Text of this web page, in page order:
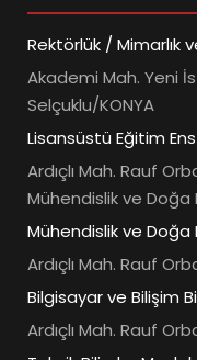
Rektörlük / Mimarlık
Akademi Mah. Yeni
Selçuklu/KONYA
Lisansüstü Eğitim
Ardıçlı Mah. Rauf
Mühendislik ve Doğa
Mühendislik ve Doğa
Ardıçlı Mah. Rauf
Bilgisayar ve Bilişim
Ardıçlı Mah. Rauf